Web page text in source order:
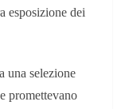
esposizione dei
una selezione
promettevano